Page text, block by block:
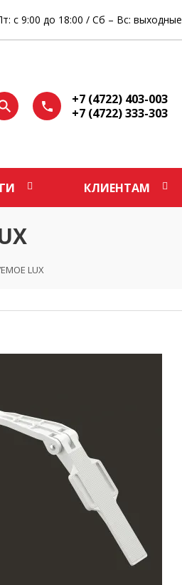
с 9:00 до 18:00 / Сб – Вс: выходные
+7 (4722) 403-003
+7 (4722) 333-303
КЛИЕНТАМ
LUX